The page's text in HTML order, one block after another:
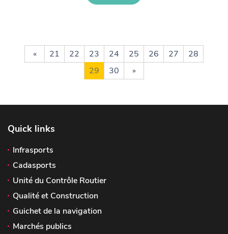
« 21 22 23 24 25 26 27
28
29
30 »
Quick links
Infrasports
Cadasports
Unité du Contrôle Routier
Qualité et Construction
Guichet de la navigation
Marchés publics